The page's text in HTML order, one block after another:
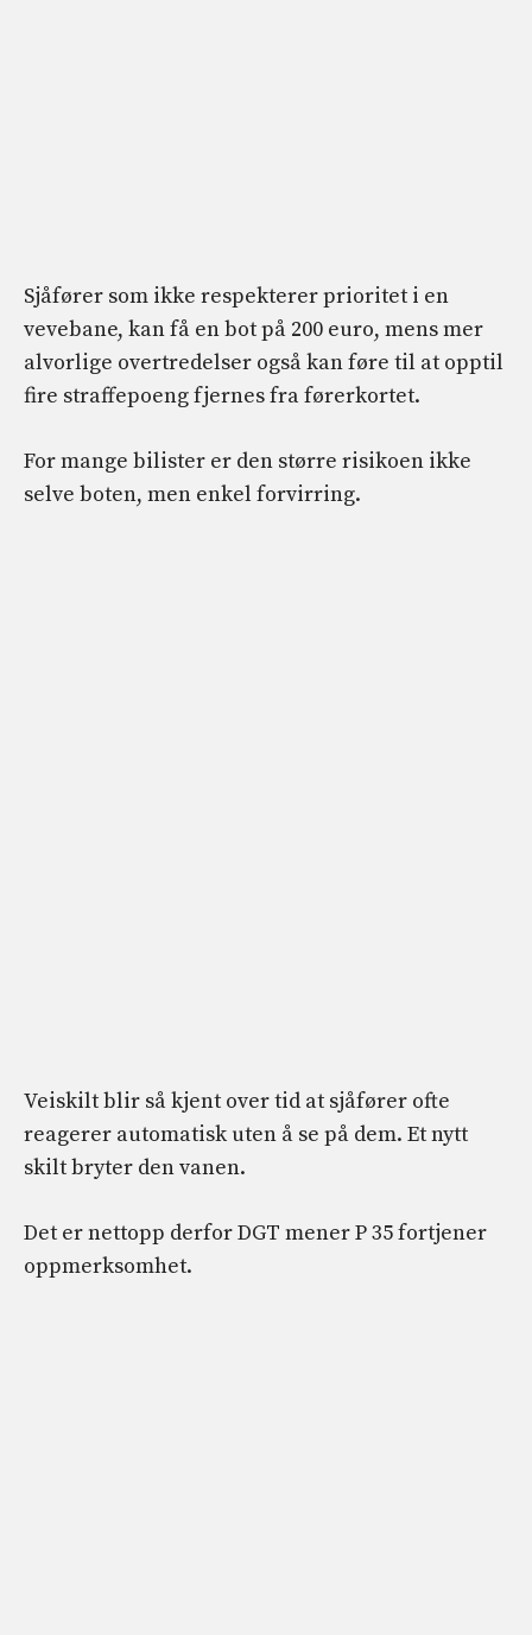
Sjåfører som ikke respekterer prioritet i en
vevebane, kan få en bot på 200 euro, mens mer
alvorlige overtredelser også kan føre til at opptil
fire straffepoeng fjernes fra førerkortet.
For mange bilister er den større risikoen ikke
selve boten, men enkel forvirring.
Veiskilt blir så kjent over tid at sjåfører ofte
reagerer automatisk uten å se på dem. Et nytt
skilt bryter den vanen.
Det er nettopp derfor DGT mener P 35 fortjener
oppmerksomhet.